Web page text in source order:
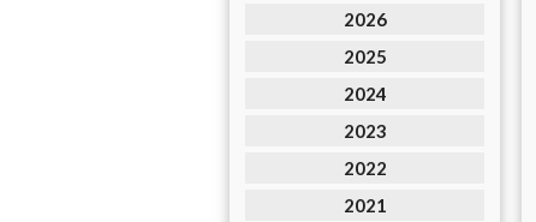
2026
2025
2024
2023
2022
2021